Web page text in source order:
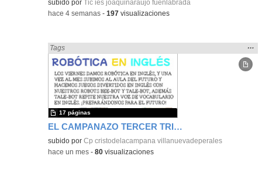
subido porTic ies joaquinaraujo fuenlabrada
-hace 4 semanas -197 visualizaciones
EL CAMPANAZO TERCER TRIMESTRE
Encontrado «Periódicos y revistas» en:
Tags
la
…
subido porCp cristodelacampana villanuevadeperales
17 páginas
-hace un mes -80 visualizaciones